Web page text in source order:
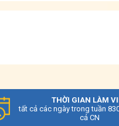
THỜI GIAN LÀM
tất cả các ngày trong tuần
cả CN